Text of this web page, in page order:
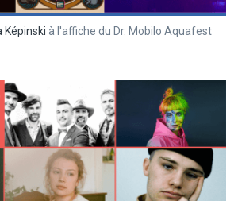
Képinski à l'affiche du Dr. Mobilo Aquafest